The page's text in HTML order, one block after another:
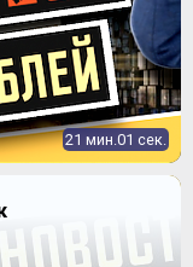
21 мин.01 сек.